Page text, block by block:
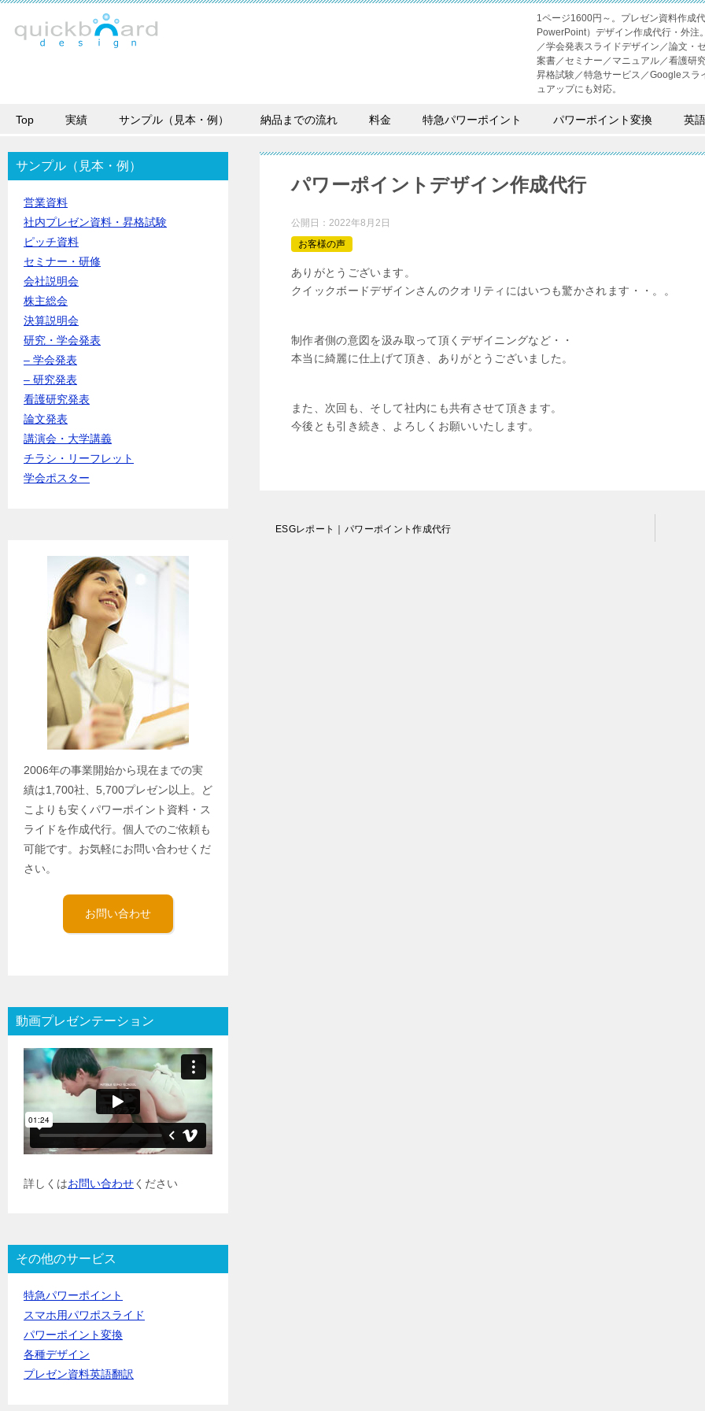
1ページ1600円～。プレゼン資料作成
PowerPoint）デザイン作成代行・外
／学会発表スライドデザイン／論文・
案書／セミナー／マニュアル／看護研
昇格試験／特急サービス／Googleス
ュアップにも対応。
Top 実績 サンプル（見本・例） 納品までの流れ 料金 特急パワーポイント パワーポイント変換 英
パワーポイントデザイン作成代行
公開日： 2022年8月2日
お客様の声
ありがとうございます。
クイックボードデザインさんのクオリティにはいつも驚かされます・・。。
制作者側の意図を汲み取って頂くデザイニングなど・・
本当に綺麗に仕上げて頂き、ありがとうございました。
また、次回も、そして社内にも共有させて頂きます。
今後とも引き続き、よろしくお願いいたします。
ESGレポート｜パワーポイント作成代行
サンプル（見本・例）
営業資料
社内プレゼン資料・昇格試験
ピッチ資料
セミナー・研修
会社説明会
株主総会
決算説明会
研究・学会発表
– 学会発表
– 研究発表
看護研究発表
論文発表
講演会・大学講義
チラシ・リーフレット
学会ポスター
2006年の事業開始から現在までの実
績は1,700社、5,700プレゼン以上。ど
こよりも安くパワーポイント資料・ス
ライドを作成代行。個人でのご依頼も
可能です。お気軽にお問い合わせくだ
さい。
お問い合わせ
動画プレゼンテーション
詳しくはお問い合わせください
その他のサービス
特急パワーポイント
スマホ用パワポスライド
パワーポイント変換
各種デザイン
プレゼン資料英語翻訳